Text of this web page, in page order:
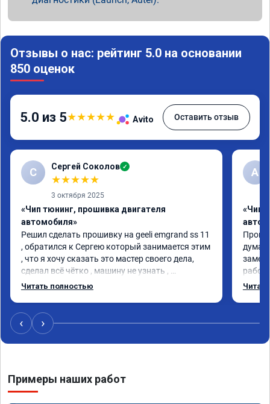
Отзывы о нас: рейтинг 5.0 на основании
850 оценок
5.0 из 5★★★★★ Avito Оставить отзыв
С Сергей Соколов ✓
★★★★★
3 октября 2025
«Чип тюнинг, прошивка двигателя
автомобиля»
Решил сделать прошивку на geeli emgrand ss 11
, обратился к Сергею который занимается этим
, что я хочу сказать это мастер своего дела,
сделал всё чётко , машину не узнать ,
рекомендую мастера
Читать полностью
А
«Чип
думал
‹ ›
Примеры наших работ